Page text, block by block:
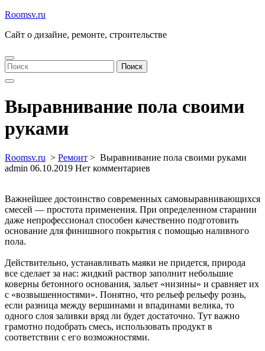
Перейти
содержимому
Roomsv.ru
Сайт о дизайне, ремонте, строительстве
Найти: Поиск
Выравнивание пола своими
руками
Roomsv.ru > Ремонт > Выравнивание пола своими руками
admin 06.10.2019 Нет комментариев
Важнейшее достоинство современных самовыравнивающихся
смесей — простота применения. При определенном старании
даже непрофессионал способен качественно подготовить
основание для финишного покрытия с помощью наливного
пола.
Действительно, устанавливать маяки не придется, природа
все сделает за нас: жидкий раствор заполнит небольшие
коверны бетонного основания, зальет «низины» и сравняет их
с «возвышенностями». Понятно, что рельеф рельефу рознь,
если разница между вершинами и впадинами велика, то
одного слоя заливки вряд ли будет достаточно. Тут важно
грамотно подобрать смесь, использовать продукт в
соответствии с его возможностями.